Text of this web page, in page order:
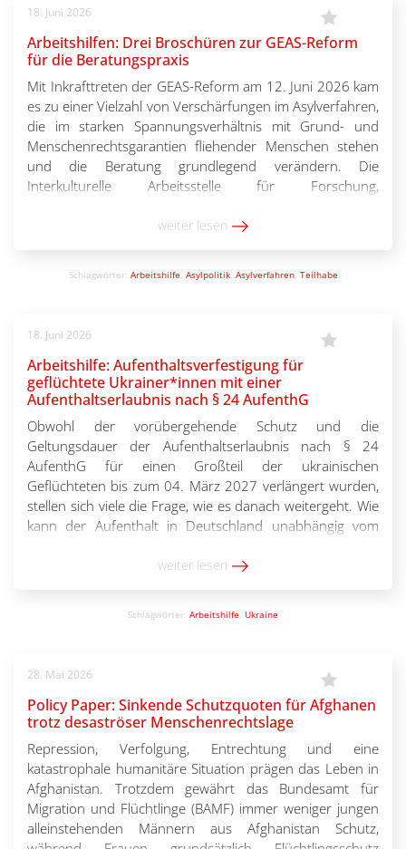
18. Juni 2026
Arbeitshilfen: Drei Broschüren zur GEAS-Reform
für die Beratungspraxis
Mit Inkrafttreten der GEAS-Reform am 12. Juni 2026 kam
es zu einer Vielzahl von Verschärfungen im Asylverfahren,
die im starken Spannungsverhältnis mit Grund- und
Menschenrechtsgarantien fliehender Menschen stehen
und die Beratung grundlegend verändern. Die
Interkulturelle Arbeitsstelle für Forschung,
neue Broschüren für Fachkräfte in der Beratung
weiter lesen
Schlagwörter: Arbeitshilfe, Asylpolitik, Asylverfahren, Teilhabe
18. Juni 2026
Arbeitshilfe: Aufenthaltsverfestigung für
geflüchtete Ukrainer*innen mit einer
Aufenthaltserlaubnis nach § 24 AufenthG
Obwohl der vorübergehende Schutz und die
Geltungsdauer der Aufenthaltserlaubnis nach § 24
AufenthG für einen Großteil der ukrainischen
Geflüchteten bis zum 04. März 2027 verlängert wurden,
stellen sich viele die Frage, wie es danach weitergeht. Wie
kann der Aufenthalt in Deutschland unabhängig vom
gesichert werden? Die Bundesarbeitsgemeinschaft der
weiter lesen
Schlagwörter: Arbeitshilfe, Ukraine
28. Mai 2026
Policy Paper: Sinkende Schutzquoten für Afghanen
trotz desaströser Menschenrechtslage
Repression, Verfolgung, Entrechtung und eine
katastrophale humanitäre Situation prägen das Leben in
Afghanistan. Trotzdem gewährt das Bundesamt für
Migration und Flüchtlinge (BAMF) immer weniger jungen
alleinstehenden Männern aus Afghanistan Schutz,